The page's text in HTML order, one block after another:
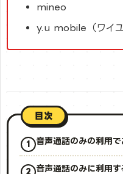
mineo
y.u mobile（ワイユ
目次
音声通話のみの利用
音声通話のみに利用